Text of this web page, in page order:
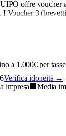
offre voucher
Voucher 3
a 1.000€ per
Verifica idoneità →
impresa 🏢 Media